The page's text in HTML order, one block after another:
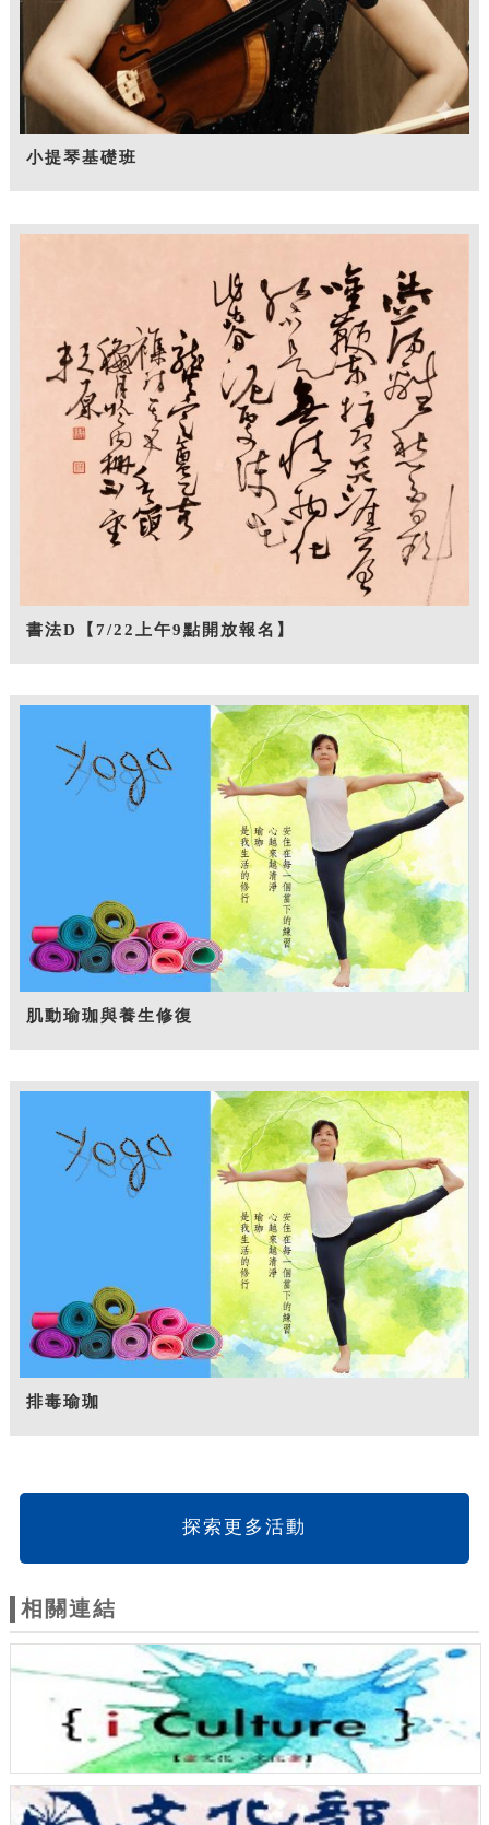
小提琴基礎班
書法D【7/22上午9點開放報名】
肌動瑜珈與養生修復
排毒瑜珈
探索更多活動
相關連結